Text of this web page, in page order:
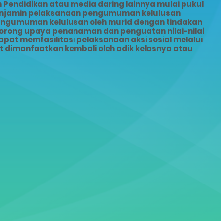
atau media daring lainnya mulai pukul
pelaksanaan pengumuman kelulusan
kelulusan oleh murid dengan tindakan
upaya penanaman dan penguatan nilai-nilai
memfasilitasi pelaksanaan aksi sosial melalui
kembali oleh adik kelasnya atau